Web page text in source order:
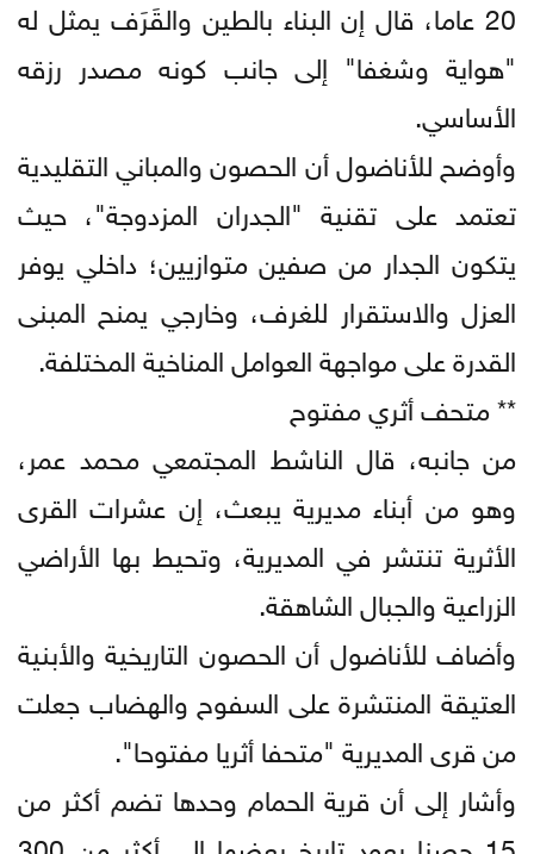
20 عاما، قال إن البناء بالطين والقَرَف يمثل له
"هواية وشغفا" إلى جانب كونه مصدر رزقه
الأساسي.
وأوضح للأناضول أن الحصون والمباني التقليدية
تعتمد على تقنية "الجدران المزدوجة"، حيث
يتكون الجدار من صفين متوازيين؛ داخلي يوفر
العزل والاستقرار للغرف، وخارجي يمنح المبنى
القدرة على مواجهة العوامل المناخية المختلفة.
** متحف أثري مفتوح
من جانبه، قال الناشط المجتمعي محمد عمر،
وهو من أبناء مديرية يبعث، إن عشرات القرى
الأثرية تنتشر في المديرية، وتحيط بها الأراضي
الزراعية والجبال الشاهقة.
وأضاف للأناضول أن الحصون التاريخية والأبنية
العتيقة المنتشرة على السفوح والهضاب جعلت
من قرى المديرية "متحفا أثريا مفتوحا".
وأشار إلى أن قرية الحمام وحدها تضم أكثر من